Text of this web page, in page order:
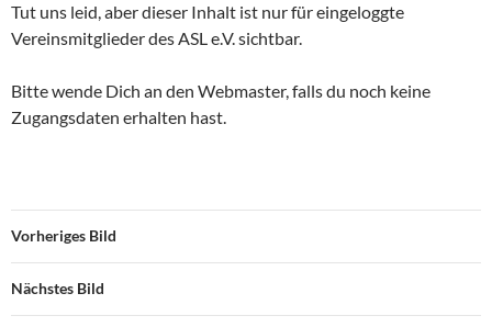
Tut uns leid, aber dieser Inhalt ist nur für eingeloggte
Vereinsmitglieder des ASL e.V. sichtbar.
Bitte wende Dich an den Webmaster, falls du noch keine
Zugangsdaten erhalten hast.
Vorheriges Bild
Nächstes Bild